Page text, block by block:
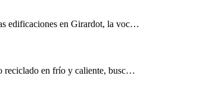
edificaciones en Girardot, la voc…
reciclado en frío y caliente, busc…